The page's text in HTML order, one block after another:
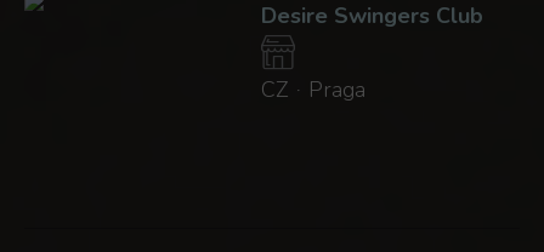
Desire Swingers Club
CZ · Praga